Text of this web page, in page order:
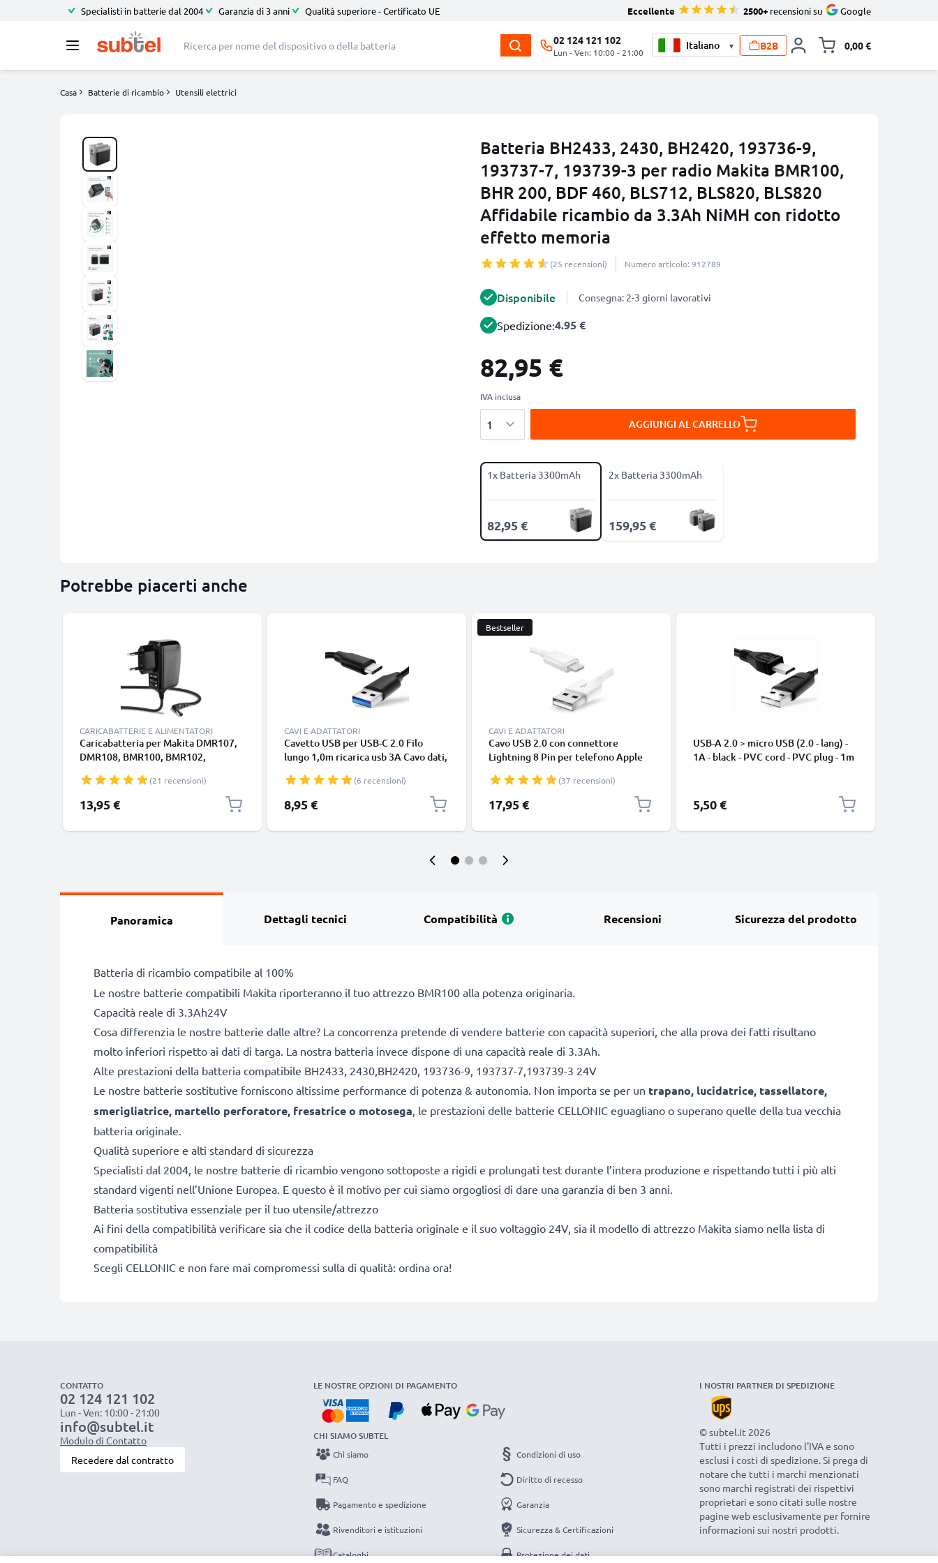
Specialisti in batterie dal 2004 Garanzia di 3 anni Qualità superiore - Certificato UE Eccellente 2500+ recensioni su Google
02 124 121 102
Lun - Ven: 10:00 - 21:00
▾ B2B 0,00 €
Casa Batterie di ricambio Utensili elettrici
Batteria BH2433, 2430, BH2420, 193736-9,
193737-7, 193739-3 per radio Makita BMR100,
BHR 200, BDF 460, BLS712, BLS820, BLS820
Affidabile ricambio da 3.3Ah NiMH con ridotto
effetto memoria
(25 recensioni) Numero articolo: 912789
Disponibile Consegna: 2-3 giorni lavorativi
Spedizione:4.95 €
82,95 €
IVA inclusa
AGGIUNGI AL CARRELLO
1x Batteria 3300mAh
82,95 €
2x Batteria 3300mAh
159,95 €
Potrebbe piacerti anche
CARICABATTERIE E ALIMENTATORI
Caricabatteria per Makita DMR107,
DMR108, BMR100, BMR102,
Caricatore 1.2m con spina europea
(21 recensioni)
13,95 €
CAVI E ADATTATORI
Cavetto USB per USB-C 2.0 Filo
lungo 1,0m ricarica usb 3A Cavo dati,
smartphone (Samsung, Huawei,
Google Pixel), fotocamera Canon,
Panasonic Lumix, Sony connettore
(6 recensioni)
8,95 €
Bestseller
CAVI E ADATTATORI
Cavo USB 2.0 con connettore
Lightning 8 Pin per telefono Apple
SE filo di 1m cavetto dati & ricarica
in bianco per cellulare
(37 recensioni)
17,95 €
USB-A 2.0 > micro USB (2.0 - lang) -
1A - black - PVC cord - PVC plug - 1m
5,50 €
Panoramica Dettagli tecnici Compatibilità Recensioni Sicurezza del prodotto
Batteria di ricambio compatibile al 100%
Le nostre batterie compatibili Makita riporteranno il tuo attrezzo BMR100 alla potenza originaria.
Capacità reale di 3.3Ah24V
Cosa differenzia le nostre batterie dalle altre? La concorrenza pretende di vendere batterie con capacità superiori, che alla prova dei fatti risultano
molto inferiori rispetto ai dati di targa. La nostra batteria invece dispone di una capacità reale di 3.3Ah.
Alte prestazioni della batteria compatibile BH2433, 2430,BH2420, 193736-9, 193737-7,193739-3 24V
Le nostre batterie sostitutive forniscono altissime performance di potenza & autonomia. Non importa se per un trapano, lucidatrice, tassellatore,
smerigliatrice, martello perforatore, fresatrice o motosega, le prestazioni delle batterie CELLONIC eguagliano o superano quelle della tua vecchia
batteria originale.
Qualità superiore e alti standard di sicurezza
Specialisti dal 2004, le nostre batterie di ricambio vengono sottoposte a rigidi e prolungati test durante l’intera produzione e rispettando tutti i più alti
standard vigenti nell’Unione Europea. E questo è il motivo per cui siamo orgogliosi di dare una garanzia di ben 3 anni.
Batteria sostitutiva essenziale per il tuo utensile/attrezzo
Ai fini della compatibilità verificare sia che il codice della batteria originale e il suo voltaggio 24V, sia il modello di attrezzo Makita siamo nella lista di
compatibilità
Scegli CELLONIC e non fare mai compromessi sulla di qualità: ordina ora!
CONTATTO
02 124 121 102
Lun - Ven: 10:00 - 21:00
info@subtel.it
Modulo di Contatto
Recedere dal contratto
LE NOSTRE OPZIONI DI PAGAMENTO
CHI SIAMO SUBTEL
Chi siamo
FAQ
Pagamento e spedizione
Rivenditori e istituzioni
Cataloghi
Condizioni di uso
Diritto di recesso
Garanzia
Sicurezza & Certificazioni
Protezione dei dati
I NOSTRI PARTNER DI SPEDIZIONE
© subtel.it 2026
Tutti i prezzi includono l'IVA e sono
esclusi i costi di spedizione. Si prega di
notare che tutti i marchi menzionati
sono marchi registrati dei rispettivi
proprietari e sono citati sulle nostre
pagine web esclusivamente per fornire
informazioni sui nostri prodotti.